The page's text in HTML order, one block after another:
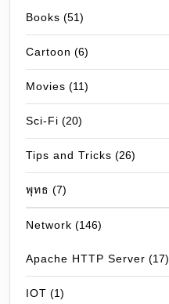
Books (51)
Cartoon (6)
Movies (11)
Sci-Fi (20)
Tips and Tricks (26)
พุทธ (7)
Network (146)
Apache HTTP Server (17)
IOT (1)